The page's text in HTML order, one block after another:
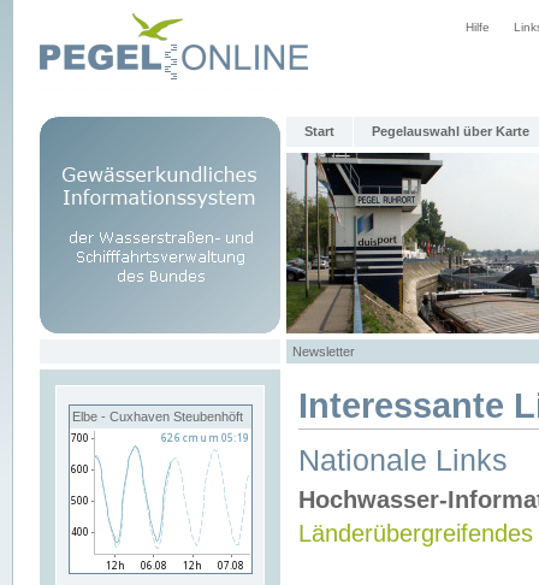
Hilfe
Start Pegelauswahl über Karte
Newsletter
Elbe - Cuxhaven Steubenhöft Interessante
Nationale Links
Hochwasser-